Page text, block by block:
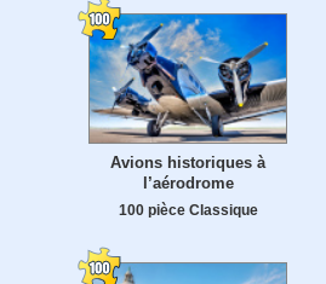
Avions historiques à
l’aérodrome
100 pièce Classique